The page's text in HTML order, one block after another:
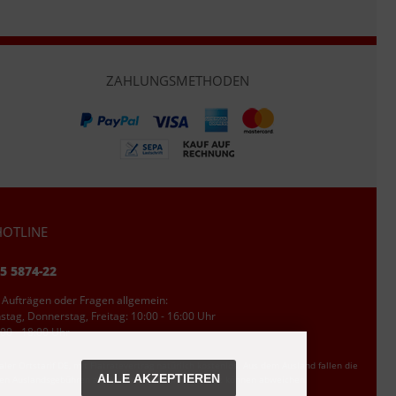
ZAHLUNGSMETHODEN
5874-22
oder Fragen allgemein:
Donnerstag, Freitag: 10:00 - 16:00 Uhr
- 18:00 Uhr
Ortstarif DE, mit Flatratevertrag natürlich kostenlos. Aus dem Ausland fallen die
Auslandsgebühren an. Anrufe aus dem Handynetz können abweichen.
ALLE AKZEPTIEREN